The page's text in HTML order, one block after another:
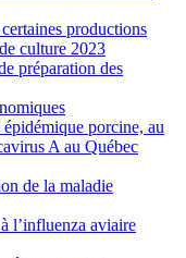
productions
culture 2023
préparation des
porcine, au
A au Québec
de la maladie
l’influenza aviaire